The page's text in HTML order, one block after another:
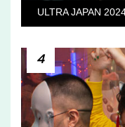
ULTRA JAPAN
4